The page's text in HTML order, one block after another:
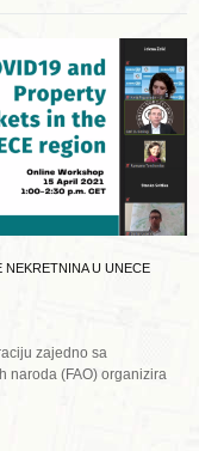
NEKRETNINA U UNECE
zajedno sa
naroda (FAO) organizira